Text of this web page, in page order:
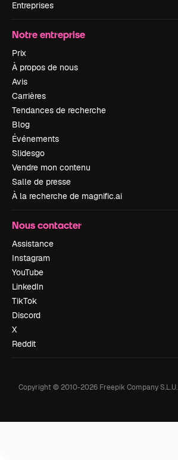
Entreprises
Notre entreprise
Prix
À propos de nous
Avis
Carrières
Tendances de recherche
Blog
Événements
Slidesgo
Vendre mon contenu
Salle de presse
À la recherche de magnific.ai
Nous contacter
Assistance
Instagram
YouTube
LinkedIn
TikTok
Discord
X
Reddit
Copyright © 2010-2026 Freepik Company S.L.U.